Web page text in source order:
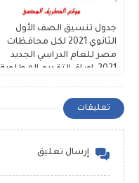
جدول تنسيق الصف الأول
الثانوي 2021 لكل محافظات
مصر للعام الدراسي الجديد
2021 ,اوراق التقديم المطلوبة
تعليقات
إرسال تعليق